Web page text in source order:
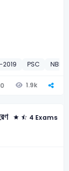
PSC NBR
0 1.9k
4 Exams